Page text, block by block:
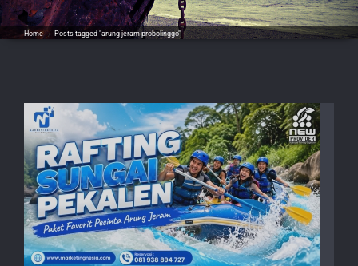
Home / Posts tagged "arung jeram probolinggo"